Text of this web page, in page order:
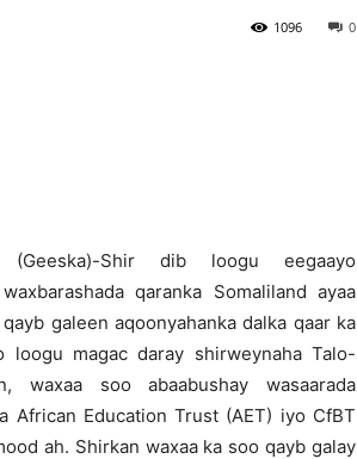
0
1096
(Geeska)-Shir dib loogu eegaayo
qaranka Somaliland ayaa
galeen aqoonyahanka dalka qaar ka
loogu magac daray shirweynaha Talo-
waxaa soo abaabushay wasaarada
African Education Trust (AET) iyo CfBT
ah. Shirkan waxaa ka soo qayb galay